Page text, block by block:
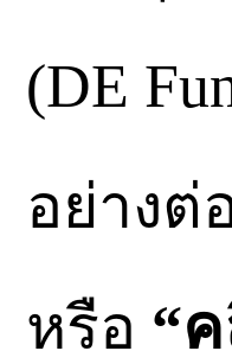
(DE
อย่างต่
หรือ “